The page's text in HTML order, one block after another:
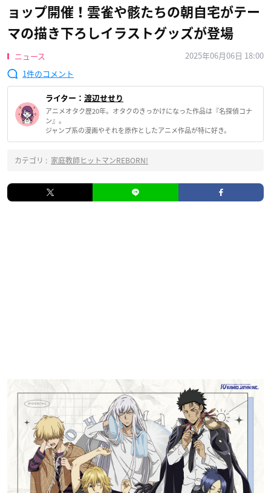
ョップ開催！雲雀や骸たちの朝自宅がテー
マの描き下ろしイラストグッズが登場
ニュース
2025年06月06日 18:00
1
ライター： 渡辺せせり
アニメオタク歴20年。オタクのきっかけになった作品は『名探偵コナ
ン』。
ジャンプ系の漫画やそれを原作としたアニメ作品が特に好き。
カテゴリ : 家庭教師ヒットマンREBORN!